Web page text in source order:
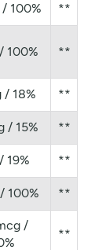
100% **
100% **
/ 18% **
/ 15% **
19% **
100% **
/
**